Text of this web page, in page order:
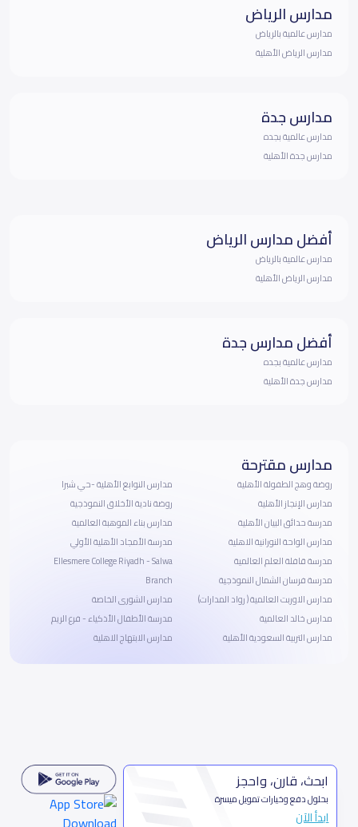
مدارس الرياض
مدارس عالمية بالرياض
مدارس الرياض الأهلية
مدارس جدة
مدارس عالمية بجده
مدارس جدة الأهلية
أفضل مدارس الرياض
مدارس عالمية بالرياض
مدارس الرياض الأهلية
أفضل مدارس جدة
مدارس عالمية بجده
مدارس جدة الأهلية
مدارس مقترحة
روضة وهج الطفولة الأهلية
مدارس الإنجاز الأهلية
مدرسة حدائق البيان الأهلية
مدارس الواحة النورانية الاهلية
مدرسة قافلة العلم العالمية
مدرسة فرسان الشمال النموذجية
مدارس الاوربت العالمية ( رواد المدارات)
مدارس خالد العالمية
مدارس التربية السعودية الأهلية
مدارس النوابغ الأهلية -حي شبرا
روضة نادية الأخلاق النموذجية
مدارس بناء الموهبة العالمية
مدرسة الأمجاد الأهلية الأولي
Ellesmere College Riyadh - Salwa
Branch
مدارس الشورى الخاصة
مدرسة الأطفال الأذكياء - فرع الريم
مدارس الابتهاج الاهلية
ابحث، قارن، واحجز
بحلول دفع وخيارات تمويل ميسرة
ابدأ الآن